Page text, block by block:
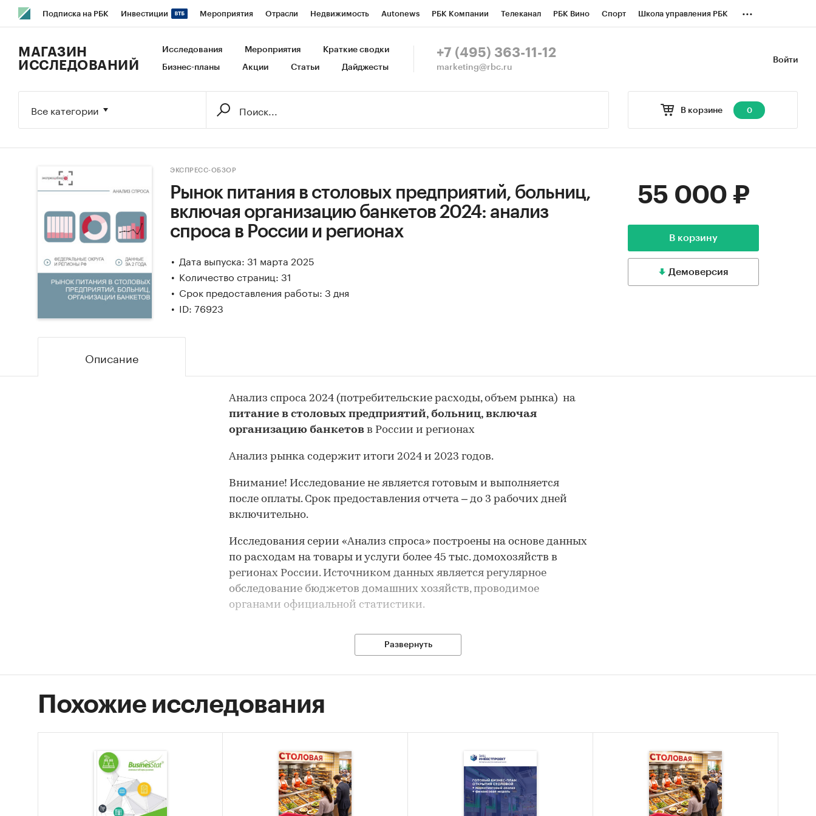
Подписка на РБК Инвестиции Мероприятия Отрасли Недвижимость Autonews РБК Компании Телеканал РБК Вино Спорт Школа управления РБК
Исследования Кредитные рейтинги Франшизы Газета Спецпроекты СПб Конференции СПб Спецпроекты
...
Войти
МАГАЗИН
ИССЛЕДОВАНИЙ
Исследования Мероприятия Краткие сводки
Бизнес-планы Акции Статьи Дайджесты
+7 (495) 363-11-12
marketing@rbc.ru
В корзине 0
Все категории
ЭКСПРЕСС-ОБЗОР
Рынок питания в столовых предприятий, больниц,
включая организацию банкетов 2024: анализ
спроса в России и регионах
Дата выпуска: 31 марта 2025
Количество страниц: 31
Срок предоставления работы: 3 дня
ID: 76923
55 000 ₽
В корзину
Демоверсия
Описание
Анализ спроса 2024 (потребительские расходы, объем рынка) на
питание в столовых предприятий, больниц, включая
организацию банкетов в России и регионах
Анализ рынка содержит итоги 2024 и 2023 годов.
Внимание! Исследование не является готовым и выполняется
после оплаты. Срок предоставления отчета – до 3 рабочих дней
включительно.
Исследования серии «Анализ спроса» построены на основе данных
по расходам на товары и услуги более 45 тыс. домохозяйств в
регионах России. Источником данных является регулярное
обследование бюджетов домашних хозяйств, проводимое
органами официальной статистики.
В исследовании указаны суммарные и средневзвешенные
показатели спроса науслугипо федеральным округам и
которым в официальной статистике представлены данные по
2023. Значение спроса выражено в двух величинах:
- среднедушевые потребительские расходы на приобретение
в рублях
Развернуть
Похожие исследования